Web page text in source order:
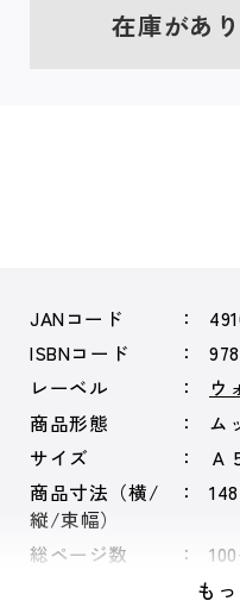
在庫があ
JANコード
ISBNコード
レーベル
ウ
商品形態
ム
サイズ
Ａ
商品寸法（横/
縦/束幅）
総ページ数
も